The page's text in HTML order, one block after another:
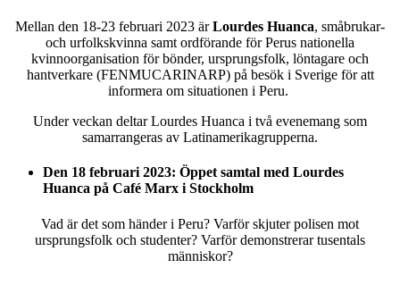
Mellan den 18-23 februari 2023 ärLourdes Huanca, småbrukar-
och urfolkskvinna samt ordförande för Perus nationella
kvinnoorganisation för bönder, ursprungsfolk, löntagare och
hantverkare (FENMUCARINARP) på besök i Sverige för att
informera om situationen i Peru.
Under veckan deltar Lourdes Huanca i två evenemang som
samarrangeras av Latinamerikagrupperna.
Den 18 februari 2023: Öppet samtal med Lourdes
Huanca på Café Marx i Stockholm
Vad är det som händer i Peru? Varför skjuter polisen mot
ursprungsfolk och studenter? Varför demonstrerar tusentals
människor?